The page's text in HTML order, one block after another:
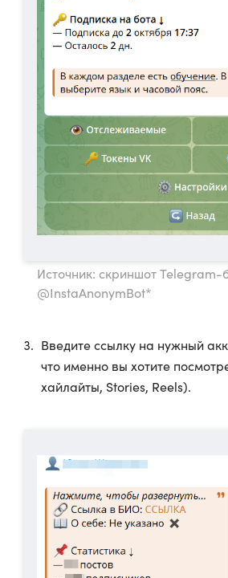
Источник: скриншот Telegram-
@InstaAnonymBot*
Введите ссылку на нужный
что именно вы хотите
хайлайты, Stories, Reels).